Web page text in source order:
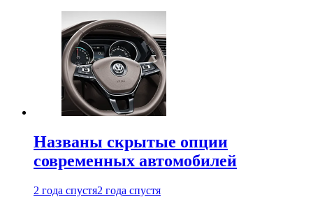
Названы скрытые опции
современных автомобилей
2 года спустя2 года спустя